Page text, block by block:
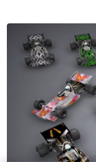
現在のスライド：